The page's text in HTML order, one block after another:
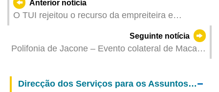
Anterior notícia
O TUI rejeitou o recurso da empreiteira e
manteve a decisão do Governo de compensar a
multa com o remanescente do preço da obra
Seguinte notícia
Polifonia de Jacone – Evento colateral de Macau,
Direcção dos Serviços para os Assuntos de Tráfego